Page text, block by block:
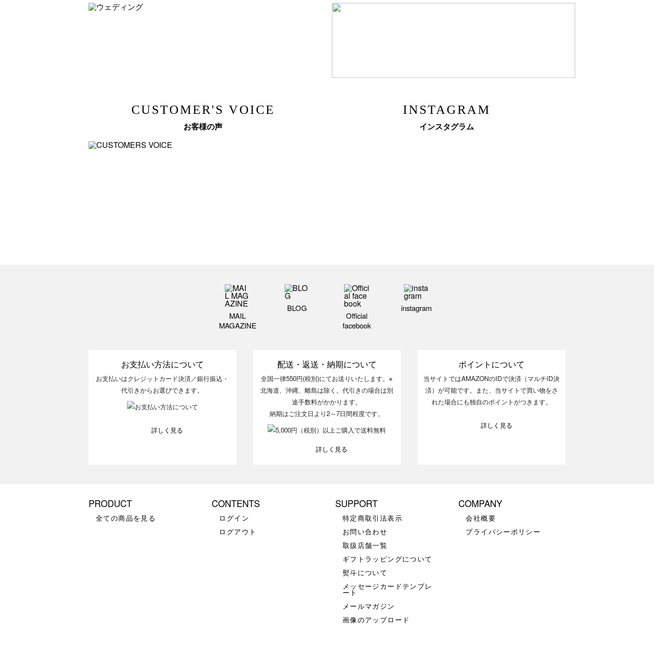
CUSTOMER'S VOICE
お客様の声
INSTAGRAM
インスタグラム
MAIL
MAGAZINE
BLOG
Official
facebook
instagram
お支払い方法について
お支払いはクレジットカード決済／銀行振込・
代引きからお選びできます。
詳しく見る
配送・返送・納期について
全国一律550円(税別)にてお送りいたします。※
北海道、沖縄、離島は除く。代引きの場合は別
途手数料がかかります。
納期はご注文日より2～7日間程度です。
詳しく見る
ポイントについて
当サイトではAMAZONのIDで決済（マルチID決
済）が可能です。また、当サイトで買い物をさ
れた場合にも独自のポイントがつきます。
詳しく見る
PRODUCT
全ての商品を見る
CONTENTS
ログイン
ログアウト
SUPPORT
特定商取引法表示
お問い合わせ
取扱店舗一覧
ギフトラッピングについて
熨斗について
メッセージカードテンプレ
ート
メールマガジン
画像のアップロード
COMPANY
会社概要
プライバシーポリシー